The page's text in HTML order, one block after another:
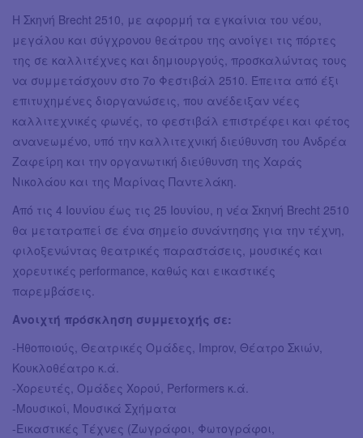
Η Σκηνή Brecht 2510, με αφορμή τα εγκαίνια του νέου,
μεγάλου και σύγχρονου θεάτρου της ανοίγει τις πόρτες
της σε καλλιτέχνες και δημιουργούς, προσκαλώντας τους
να συμμετάσχουν στο 7ο Φεστιβάλ 2510. Έπειτα από έξι
επιτυχημένες διοργανώσεις, που ανέδειξαν νέες
καλλιτεχνικές φωνές, το φεστιβάλ επιστρέφει και φέτος
ανανεωμένο, υπό την καλλιτεχνική διεύθυνση του Ανδρέα
Ζαφείρη και την οργανωτική διεύθυνση της Χαράς
Νικολάου και της Μαρίνας Παντελάκη.
Από τις 4 Ιουνίου έως τις 25 Ιουνίου, η νέα Σκηνή Brecht 2510
θα μετατραπεί σε ένα σημείο συνάντησης για την τέχνη,
φιλοξενώντας θεατρικές παραστάσεις, μουσικές και
χορευτικές performance, καθώς και εικαστικές
παρεμβάσεις.
Ανοιχτή πρόσκληση συμμετοχής σε:
-Ηθοποιούς, Θεατρικές Ομάδες, Improv, Θέατρο Σκιών,
Κουκλοθέατρο κ.ά.
-Χορευτές, Ομάδες Χορού, Performers κ.ά.
-Μουσικοί, Μουσικά Σχήματα
-Εικαστικές Τέχνες (Ζωγράφοι, Φωτογράφοι,